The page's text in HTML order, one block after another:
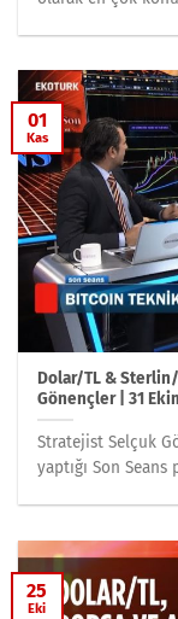
Dolar/TL &
Gönençler | 31
Stratejist Selçuk
yaptığı Son
01
Kas
25
Eki